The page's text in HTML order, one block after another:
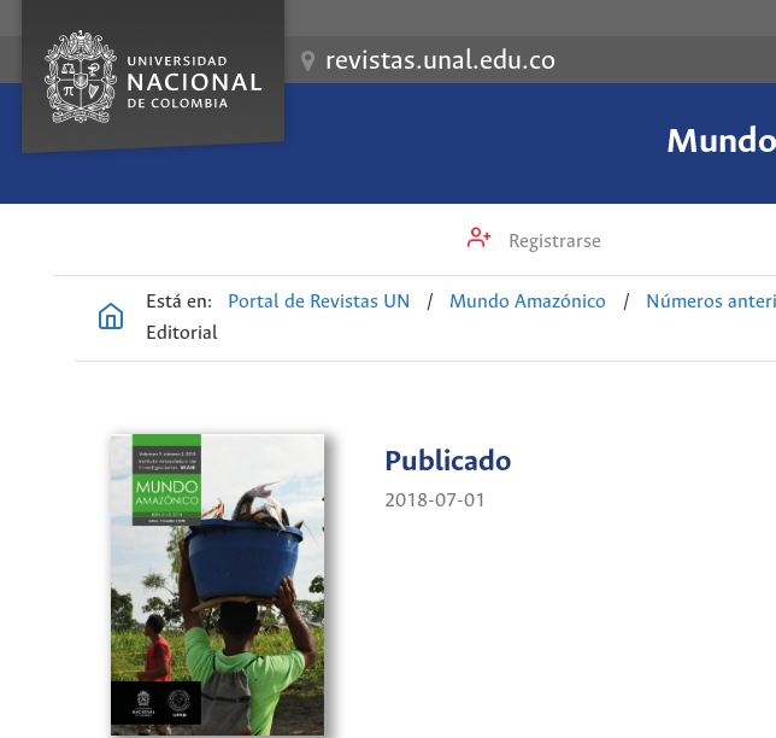
revistas.unal.edu.co
Registrarse
Está en: Portal de Revistas UN / Mundo Amazónico / Números
Editorial
Publicado
2018-07-01